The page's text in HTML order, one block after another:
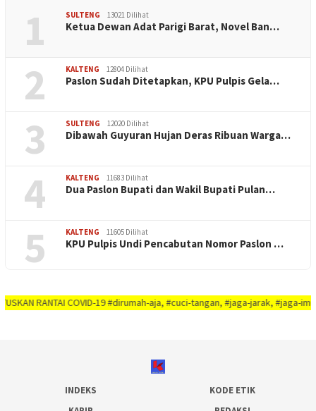
1 SULTENG 13021 Dilihat
Ketua Dewan Adat Parigi Barat, Novel Ban…
2 KALTENG 12804 Dilihat
Paslon Sudah Ditetapkan, KPU Pulpis Gela…
3 SULTENG 12020 Dilihat
Dibawah Guyuran Hujan Deras Ribuan Warga…
4 KALTENG 11683 Dilihat
Dua Paslon Bupati dan Wakil Bupati Pulan…
5 KALTENG 11605 Dilihat
KPU Pulpis Undi Pencabutan Nomor Paslon …
COVID-19 #dirumah-aja, #cuci-tangan, #jaga-jarak, #jaga-
INDEKS
KODE ETIK